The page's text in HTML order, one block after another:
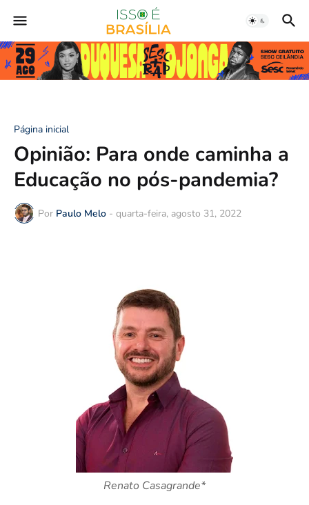
Página inicial
Opinião: Para onde caminha a
Educação no pós-pandemia?
Por Paulo Melo - quarta-feira, agosto 31, 2022
Renato Casagrande*